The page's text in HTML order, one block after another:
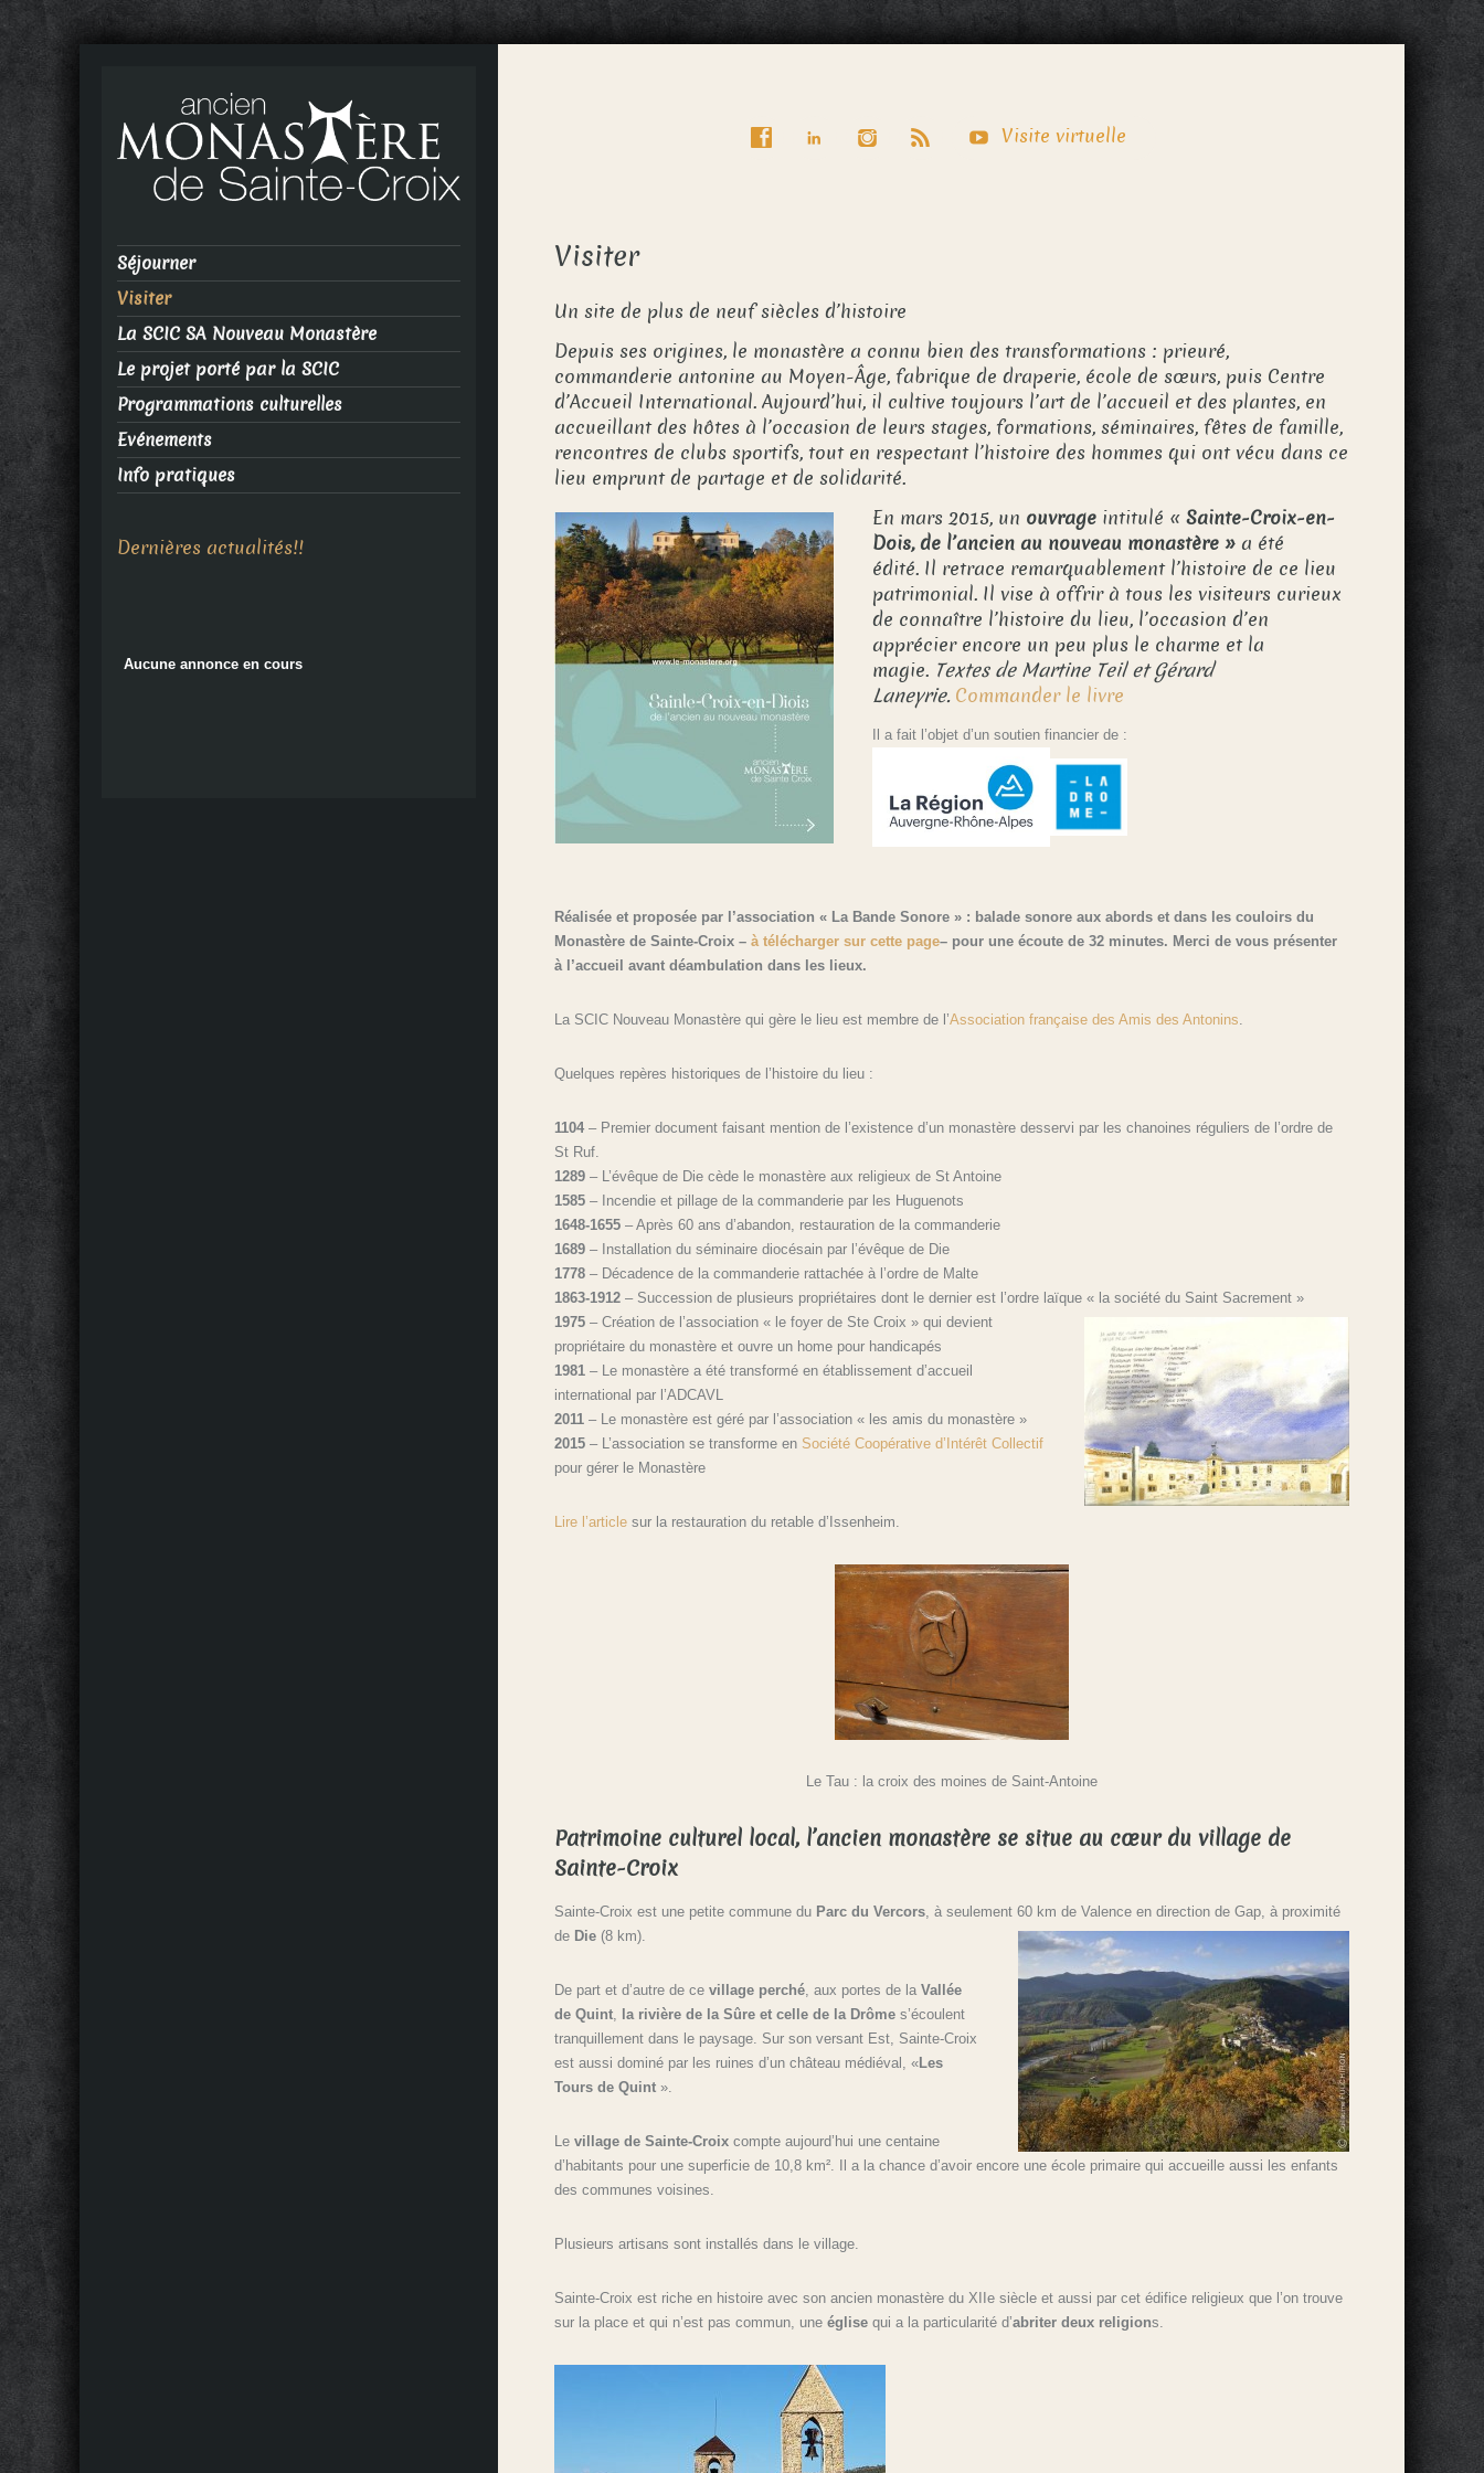
Visite virtuelle
Visiter
Un site de plus de neuf siècles d’histoire
Depuis ses origines, le monastère a connu bien des transformations : prieuré,
commanderie antonine au Moyen-Âge, fabrique de draperie, école de sœurs, puis Centre
d’Accueil International. Aujourd’hui, il cultive toujours l’art de l’accueil et des plantes, en
accueillant des hôtes à l’occasion de leurs stages, formations, séminaires, fêtes de famille,
rencontres de clubs sportifs, tout en respectant l’histoire des hommes qui ont vécu dans ce
lieu emprunt de partage et de solidarité.
En mars 2015, un ouvrage intitulé «Sainte-Croix-en-
Dois, de l’ancien au nouveau monastère » a été
édité. Il retrace remarquablement l’histoire de ce lieu
patrimonial. Il vise à offrir à tous les visiteurs curieux
de connaître l’histoire du lieu, l’occasion d’en
apprécier encore un peu plus le charme et la
magie. Textes de Martine Teil et Gérard
Laneyrie. Commander le livre
Il a fait l’objet d’un soutien financier de :
Réalisée et proposée par l’association « La Bande Sonore » : balade sonore aux abords et dans les couloirs du
Monastère de Sainte-Croix –à télécharger sur cette page– pour une écoute de 32 minutes. Merci de vous présenter
à l’accueil avant déambulation dans les lieux.
La SCIC Nouveau Monastère qui gère le lieu est membre de l’Association française des Amis des Antonins.
Quelques repères historiques de l’histoire du lieu :
1104– Premier document faisant mention de l’existence d’un monastère desservi par les chanoines réguliers de l’ordre de
St Ruf.
1289 – L’évêque de Die cède le monastère aux religieux de St Antoine
1585 – Incendie et pillage de la commanderie par les Huguenots
1648-1655 – Après 60 ans d’abandon, restauration de la commanderie
1689 – Installation du séminaire diocésain par l’évêque de Die
1778 – Décadence de la commanderie rattachée à l’ordre de Malte
1863-1912 – Succession de plusieurs propriétaires dont le dernier est l’ordre laïque « la société du Saint Sacrement »
1975 – Création de l’association « le foyer de Ste Croix » qui devient
propriétaire du monastère et ouvre un home pour handicapés
1981 – Le monastère a été transformé en établissement d’accueil
international par l’ADCAVL
2011 – Le monastère est géré par l’association « les amis du monastère »
2015 – L’association se transforme en Société Coopérative d’Intérêt Collectif
pour gérer le Monastère
Lire l’article sur la restauration du retable d’Issenheim.
Le Tau : la croix des moines de Saint-Antoine
Patrimoine culturel local, l’ancien monastère se situe au cœur du village de
Sainte-Croix
Sainte-Croix est une petite commune du Parc du Vercors , à seulement 60 km de Valence en direction de Gap, à proximité
de Die (8 km).
De part et d’autre de cevillage perché , aux portes de laVallée
de Quint
la rivière de la Sûre et celle de la Drôme s’écoulent
tranquillement dans le paysage. Sur son versant Est, Sainte-Croix
est aussi dominé par les ruines d’un château médiéval, « Les
Tours de Quint ».
Levillage de Sainte-Croix compte aujourd’hui une centaine
d’habitants pour une superficie de 10,8 km². Il a la chance d’avoir encore une école primaire qui accueille aussi les enfants
des communes voisines.
Plusieurs artisans sont installés dans le village.
Sainte-Croix est riche en histoire avec son ancien monastère du XIIe siècle et aussi par cet édifice religieux que l’on trouve
sur la place et qui n’est pas commun, uneéglise qui a la particularité d’abriter deux religions.
Séjourner
Visiter
La SCIC SA Nouveau Monastère
Le projet porté par la SCIC
Programmations culturelles
Evénements
Info pratiques
Dernières actualités!!
Aucune annonce en cours
Aucune annonce en cours